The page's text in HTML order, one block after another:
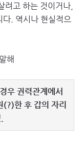
려고 하는 것이거나,
다. 역시나 현실적으
해
우 권력관계에서
한 후 갑의 자리